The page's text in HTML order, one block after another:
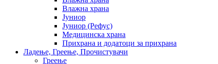
Влажна храна
Јуниор
Јуниор (Рефус)
Медицинска храна
Прихрана и додатоци за прихрана
Ладење, Греење, Прочистувачи
Греење